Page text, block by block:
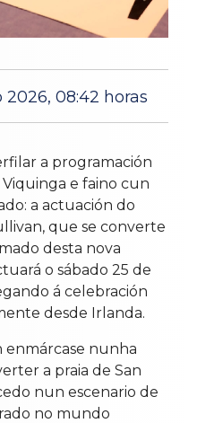
08:42 horas
4 Jul 2026
a programación
e faino cun
a actuación do
que se converte
desta nova
o sábado 25 de
á celebración
desde Irlanda.
enmárcase nunha
a praia de San
nun escenario de
no mundo